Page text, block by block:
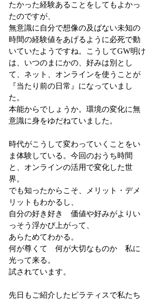
たかった経験あることをしてもよかっ
たのですが、
無意識に自分で想像の及ばない未知の
時間の経験値をあげるように必死で動
いていたようですね。こうしてGW明け
は、いつのまにかの、好みは別とし
て、ネット、オンラインを使うことが
『当たり前の日常』になっていまし
た。
本能からでしょうか。環境の変化に無
意識に身をゆだねていました。
時代がこうして変わっていくことをい
ま体験している。今回のおうち時間
と、オンラインの活用で変化した世
界。
でも知ったからこそ、メリット・デメ
リットもわかるし、
自分の好き好き　価値や好みがよりい
っそう浮かび上がって、
あらためてわかる。
何が尊くて　何が大切なものか　私に
光って来る。
試されています。
先日もご紹介したピラティスで私たち